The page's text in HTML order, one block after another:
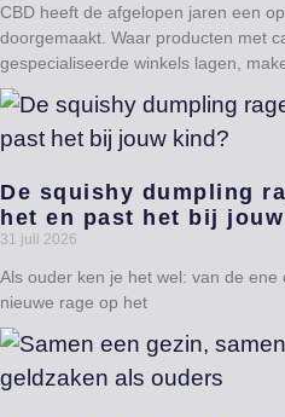
CBD heeft de afgelopen jaren een
doorgemaakt. Waar producten met
gespecialiseerde winkels lagen,
De squishy dumpling
het en past het bij
31 juli 2026
Als ouder ken je het wel: van de
nieuwe rage op het